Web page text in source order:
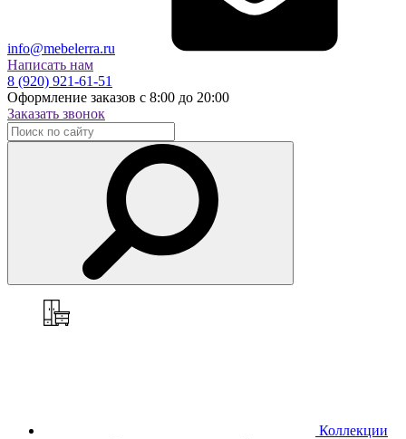
info@mebelerra.ru
Написать нам
8 (920) 921-61-51
Оформление заказов с 8:00 до 20:00
Заказать звонок
Коллекции